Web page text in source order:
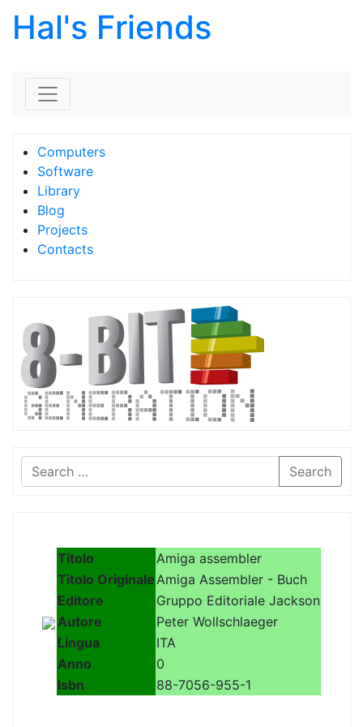
Hal's Friends
Computers
Software
Library
Blog
Projects
Contacts
Search
Titolo
Amiga assembler
Titolo OriginaleAmiga Assembler - Buch
Editore
Gruppo Editoriale Jackson
Autore
Peter Wollschlaeger
Lingua
ITA
Anno
0
Isbn
88-7056-955-1